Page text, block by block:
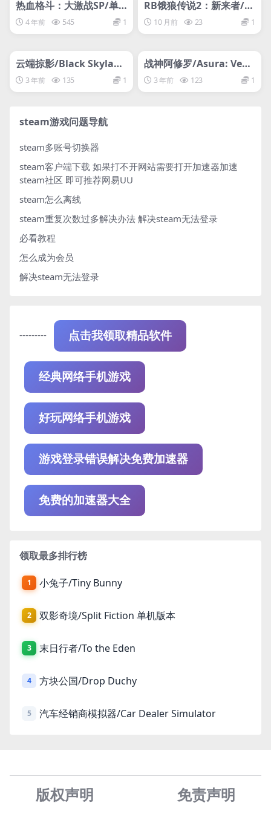
热血格斗：大激战SP/单
机.同屏多人
4 年前 545 1
RB饿狼传说2：新来者/R
EAL BOUT FATAL FURY
2: THE NEWCOMERS
10 月前 23 1
网盘下载游戏
云端掠影/Black Skyland
s 3 年前 135 1
网盘下载游戏
战神阿修罗/Asura: Veng
eance Edition
3 年前 123 1
steam游戏问题导航
steam多账号切换器
steam客户端下载 如果打不开网站需要打开加速器加速
steam社区 即可推荐网易UU
steam怎么离线
steam重复次数过多解决办法 解决steam无法登录
必看教程
怎么成为会员
解决steam无法登录
--------- 点击我领取精品软件
经典网络手机游戏
好玩网络手机游戏
游戏登录错误解决免费加速器
免费的加速器大全
领取最多排行榜
1 小兔子/Tiny Bunny
2 双影奇境/Split Fiction 单机版本
3 末日行者/To the Eden
4 方块公国/Drop Duchy
5 汽车经销商模拟器/Car Dealer Simulator
版权声明 免责声明